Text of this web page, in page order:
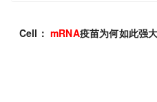
Cell： mRNA疫苗为何如此强